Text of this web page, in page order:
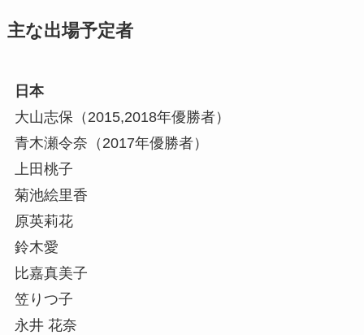
主な出場予定者
日本
大山志保（2015,2018年優勝者）
青木瀬令奈（2017年優勝者）
上田桃子
菊池絵里香
原英莉花
鈴木愛
比嘉真美子
笠りつ子
永井 花奈